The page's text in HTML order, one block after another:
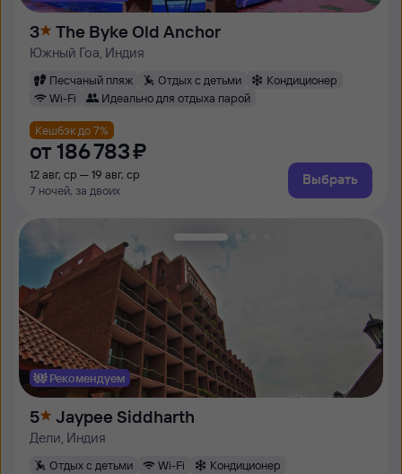
3 The Byke Old Anchor
Южный Гоа, Индия
Песчаный пляж Отдых с детьми
Кондиционер
Wi-Fi
Идеально для отдыха парой
Кешбэк до 7%
от 186 ⁠783 ⁠₽
12 авг, ср — 19 авг, ср
7 ночей, за двоих
Выбрать
Рекомендуем
5 Jaypee Siddharth
Дели, Индия
Отдых с детьми Wi-Fi
Кондиционер